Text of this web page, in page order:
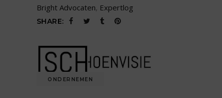
Bright Advocaten, Expertlog
SHARE:
ONDERNEMEN